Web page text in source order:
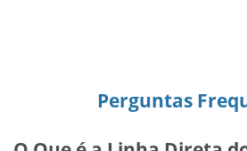
Perguntas